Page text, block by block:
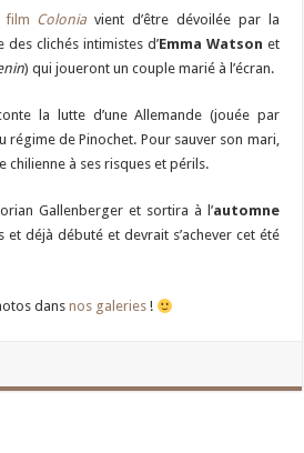
film Colonia vient d’être dévoilée par la
clichés intimistes d’Emma Watson et
) qui joueront un couple marié à l’écran.
la lutte d’une Allemande (jouée par
régime de Pinochet. Pour sauver son mari,
chilienne à ses risques et périls.
Gallenberger et sortira à l’automne
et déjà débuté et devrait s’achever cet été
dansnos galeries !